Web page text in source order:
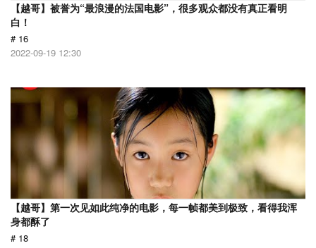
【越哥】被誉为“最浪漫的法国电影”，很多观众都没有真正看明
白！
# 16
2022-09-19 12:30
【越哥】第一次见如此纯净的电影，每一帧都美到极致，看得我浑
身都酥了
# 18